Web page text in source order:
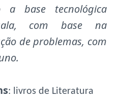
a base tecnológica
com base na
de problemas, com
: livros de Literatura